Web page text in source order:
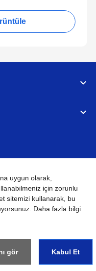
Küresel Siteye Git
uygun olarak,
için zorunlu
sitemizi kullanarak, bu
Daha fazla bilgi
gör Kabul Et